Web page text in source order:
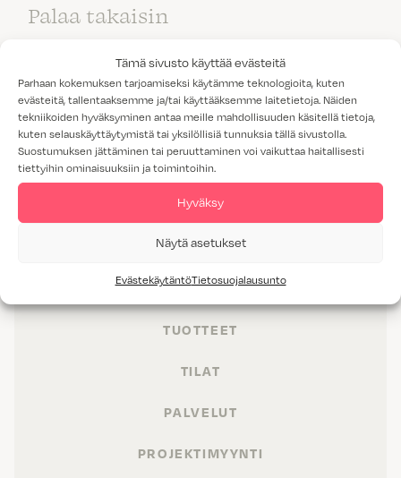
Tämä sivusto käyttää evästeitä
Parhaan kokemuksen tarjoamiseksi käytämme teknologioita, kuten
evästeitä, tallentaaksemme ja/tai käyttääksemme laitetietoja. Näiden
tekniikoiden hyväksyminen antaa meille mahdollisuuden käsitellä tietoja,
kuten selauskäyttäytymistä tai yksilöllisiä tunnuksia tällä sivustolla.
Suostumuksen jättäminen tai peruuttaminen voi vaikuttaa haitallisesti
tiettyihin ominaisuuksiin ja toimintoihin.
Hyväksy
Näytä asetukset
EvästekäytäntöTietosuojalausunto
Palaa takaisin
TUOTTEET
TILAT
PALVELUT
PROJEKTIMYYNTI